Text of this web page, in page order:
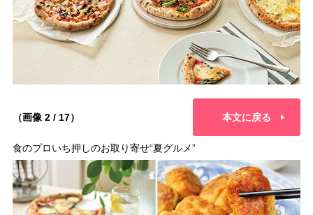
（画像 2 / 17） 本文に戻る
食のプロいち押しのお取り寄せ“夏グルメ”